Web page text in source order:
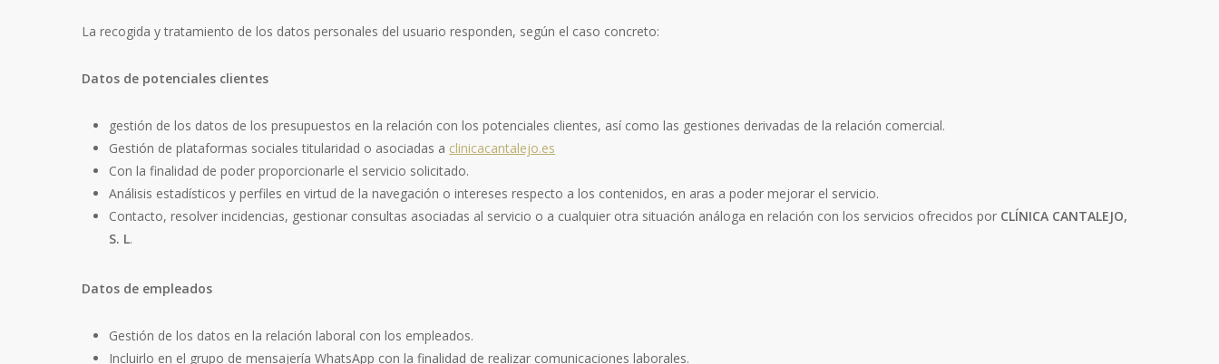
La recogida y tratamiento de los datos personales del usuario responden, según el caso concreto:
Datos de potenciales clientes
gestión de los datos de los presupuestos en la relación con los potenciales clientes, así como las gestiones derivadas de la relación comercial.
Gestión de plataformas sociales titularidad o asociadas a clinicacantalejo.es
Con la finalidad de poder proporcionarle el servicio solicitado.
Análisis estadísticos y perfiles en virtud de la navegación o intereses respecto a los contenidos, en aras a poder mejorar el servicio.
Contacto, resolver incidencias, gestionar consultas asociadas al servicio o a cualquier otra situación análoga en relación con los servicios ofrecidos por CLÍNICA CANTALEJO,
S. L.
Datos de empleados
Gestión de los datos en la relación laboral con los empleados.
Incluirlo en el grupo de mensajería WhatsApp con la finalidad de realizar comunicaciones laborales.